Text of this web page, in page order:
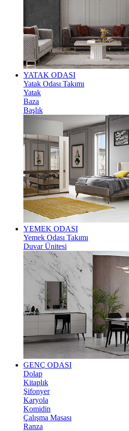
YATAK ODASI
Yatak Odası Takımı
Yatak
Baza
Başlık
YEMEK ODASI
Yemek Odası Takımı
Duvar Ünitesi
GENÇ ODASI
Dolap
Kitaplık
Şifonyer
Karyola
Komidin
Çalışma Masası
Ranza